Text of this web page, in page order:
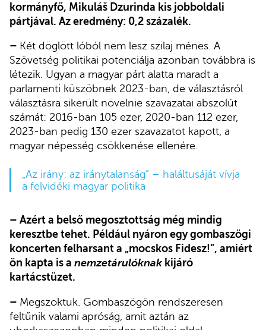
kormányfő, Mikuláš Dzurinda kis jobboldali
pártjával. Az eredmény: 0,2 százalék.
– Két döglött lóból nem lesz szilaj ménes. A
Szövetség politikai potenciálja azonban továbbra is
létezik. Ugyan a magyar párt alatta maradt a
parlamenti küszöbnek 2023-ban, de választásról
választásra sikerült növelnie szavazatai abszolút
számát: 2016-ban 105 ezer, 2020-ban 112 ezer,
2023-ban pedig 130 ezer szavazatot kapott, a
magyar népesség csökkenése ellenére.
„Az irány: az iránytalanság” – haláltusáját vívja
a felvidéki magyar politika
– Azért a belső megosztottság még mindig
keresztbe tehet. Például nyáron egy gombaszögi
koncerten felharsant a „mocskos Fidesz!”, amiért
ön kapta is a nemzetárulóknak kijáró
kartácstüzet.
– Megszoktuk. Gombaszögön rendszeresen
feltűnik valami apróság, amit aztán az